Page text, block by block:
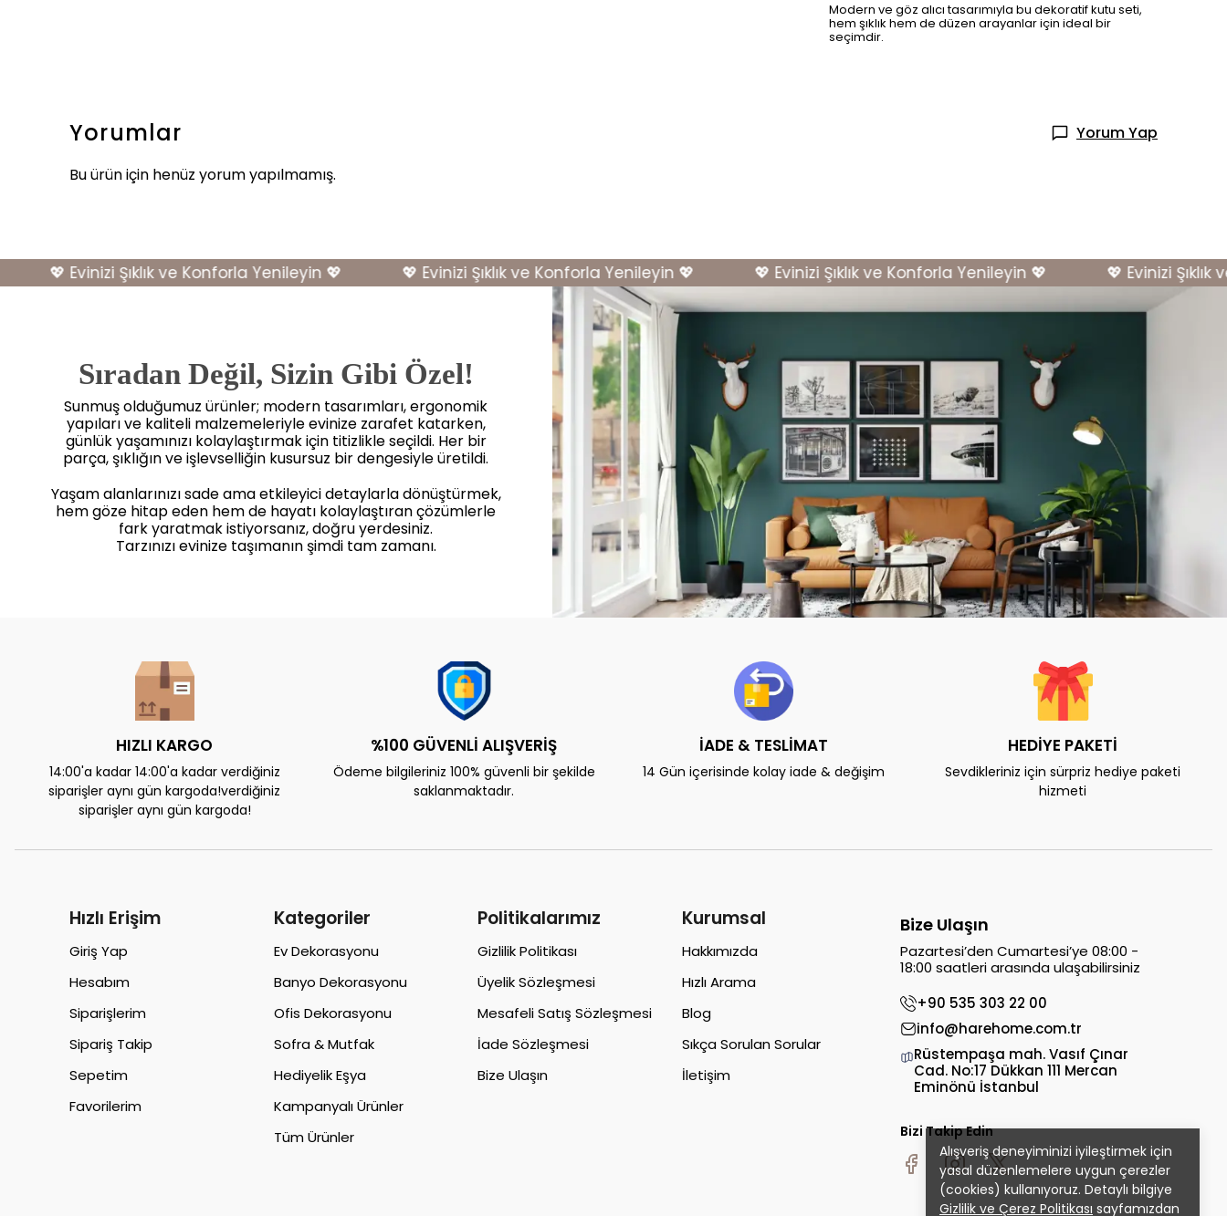
Alışveriş deneyiminizi iyileştirmek için
yasal düzenlemelere uygun çerezler
(cookies) kullanıyoruz. Detaylı bilgiye
Gizlilik ve Çerez Politikası sayfamızdan
Modern ve göz alıcı tasarımıyla bu dekoratif kutu seti,
hem şıklık hem de düzen arayanlar için ideal bir
seçimdir.
Yorumlar
Yorum Yap
Bu ürün için henüz yorum yapılmamış.
💖 Evinizi Şıklık ve Konforla Yenileyin 💖 💖 Evinizi Şıklık ve Konforla Yenileyin 💖 💖 Evinizi Şıklık ve Konforla Yenileyin 💖 💖 Evinizi Şıklık
Sıradan Değil, Sizin Gibi Özel!
Sunmuş olduğumuz ürünler; modern tasarımları, ergonomik
yapıları ve kaliteli malzemeleriyle evinize zarafet katarken,
günlük yaşamınızı kolaylaştırmak için titizlikle seçildi. Her bir
parça, şıklığın ve işlevselliğin kusursuz bir dengesiyle üretildi.
Yaşam alanlarınızı sade ama etkileyici detaylarla dönüştürmek,
hem göze hitap eden hem de hayatı kolaylaştıran çözümlerle
fark yaratmak istiyorsanız, doğru yerdesiniz.
Tarzınızı evinize taşımanın şimdi tam zamanı.
HIZLI KARGO
14:00'a kadar 14:00'a kadar verdiğiniz
siparişler aynı gün kargoda!verdiğiniz
siparişler aynı gün kargoda!
%100 GÜVENLİ ALIŞVERİŞ
Ödeme bilgileriniz 100% güvenli bir şekilde
saklanmaktadır.
İADE & TESLİMAT
14 Gün içerisinde kolay iade & değişim
HEDİYE PAKETİ
Sevdikleriniz için sürpriz hediye paketi
hizmeti
Hızlı Erişim
Giriş Yap
Hesabım
Siparişlerim
Sipariş Takip
Sepetim
Favorilerim
Kategoriler
Ev Dekorasyonu
Banyo Dekorasyonu
Ofis Dekorasyonu
Sofra & Mutfak
Hediyelik Eşya
Kampanyalı Ürünler
Tüm Ürünler
Politikalarımız
Gizlilik Politikası
Üyelik Sözleşmesi
Mesafeli Satış Sözleşmesi
İade Sözleşmesi
Bize Ulaşın
Kurumsal
Hakkımızda
Hızlı Arama
Blog
Sıkça Sorulan Sorular
İletişim
Bize Ulaşın
Pazartesi’den Cumartesi’ye 08:00 -
18:00 saatleri arasında ulaşabilirsiniz
+90 535 303 22 00
info@harehome.com.tr
Rüstempaşa mah. Vasıf Çınar
Cad. No:17 Dükkan 111 Mercan
Eminönü İstanbul
Bizi Takip Edin